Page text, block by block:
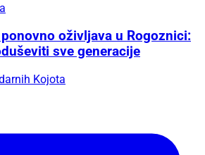
ponovno oživljava u Rogoznici:
sve generacije
Kojota